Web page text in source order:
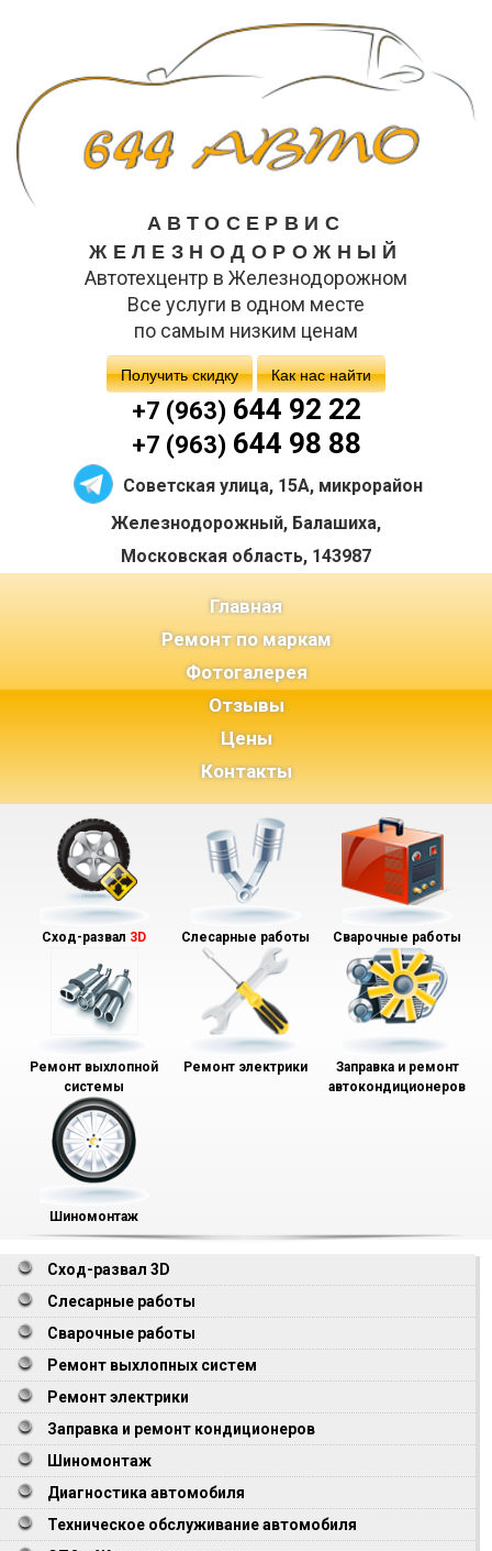
АВТОСЕРВИС
ЖЕЛЕЗНОДОРОЖНЫЙ
Автотехцентр в Железнодорожном
Все услуги в одном месте
по самым низким ценам
Получить скидку Как нас найти
+7 (963)644 92 22
+7 (963)644 98 88
Советская улица, 15А, микрорайон
Железнодорожный, Балашиха,
Московская область, 143987
Главная(current)
Ремонт по маркам
Фотогалерея
Отзывы
Цены
Контакты
Сход-развал 3D Слесарные работы Сварочные работы
Ремонт выхлопной
системы
Ремонт электрики
Заправка и ремонт
автокондиционеров
Шиномонтаж
Сход-развал 3D
Слесарные работы
Сварочные работы
Ремонт выхлопных систем
Ремонт электрики
Заправка и ремонт кондиционеров
Шиномонтаж
Диагностика автомобиля
Техническое обслуживание автомобиля